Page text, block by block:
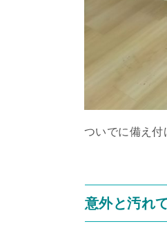
ついでに備え付
意外と汚れ